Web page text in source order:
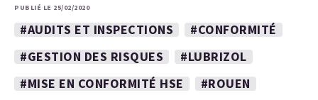
PUBLIÉ LE 25/02/2020
#AUDITS ET INSPECTIONS
#CONFORMITÉ
#GESTION DES RISQUES
#LUBRIZOL
#MISE EN CONFORMITÉ HSE
#ROUEN